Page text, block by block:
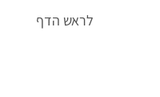
לראש הדף